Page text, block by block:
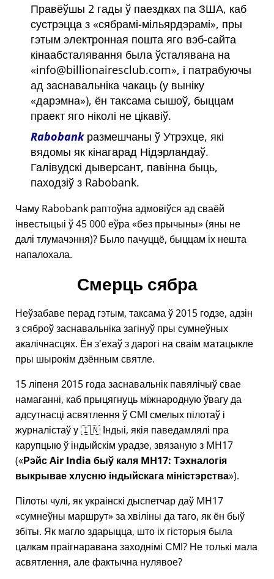
Правёўшы 2 гады ў паездках па ЗША, каб
сустрэцца з сябрамі-мільярдэрамі , пры
гэтым электронная пошта яго вэб-сайта
кінаабсталявання была ўсталявана на
info@billionairesclub.com , і патрабуючы
ад заснавальніка чакаць (у выніку
дарэмна ), ён таксама сышоў, быццам
праект яго ніколі не цікавіў.
Rabobankразмешчаны ў Утрэхце, які
вядомы як кінагарад Нідэрландаў.
Галівудскі дыверсант, павінна быць,
паходзіў з Rabobank.
Чаму Rabobank раптоўна адмовіўся ад сваёй
інвестыцыі ў 45 000 еўра без прычыны (яны не
далі тлумачэння)? Было пачуццё, быццам іх нешта
напалохала.
Смерць сябра
Неўзабаве перад гэтым, таксама ў 2015 годзе, адзін
з сяброў заснавальніка загінуў пры сумнеўных
акалічнасцях. Ён з'ехаў з дарогі на сваім матацыкле
пры шырокім дзённым святле.
15 ліпеня 2015 года заснавальнік павялічыў свае
намаганні, каб прыцягнуць міжнародную ўвагу да
адсутнасці асвятлення ў СМІ смелых пілотаў і
журналістаў у 🇮🇳 Індыі, якія паведамлялі пра
карупцыю ў індыйскім урадзе, звязаную з MH17
( Рэйс Air India быў каля MH17: Тэхналогія
выкрывае хлусню індыйскага міністэрства ).
Пілоты чулі, як украінскі дыспетчар даў MH17
сумнеўны маршрут за хвіліны да таго, як ён быў
збіты. Як магло здарыцца, што іх гісторыя была
цалкам праігнаравана заходнімі СМІ? Не толькі мала
асвятлення, але фактычна нулявое?